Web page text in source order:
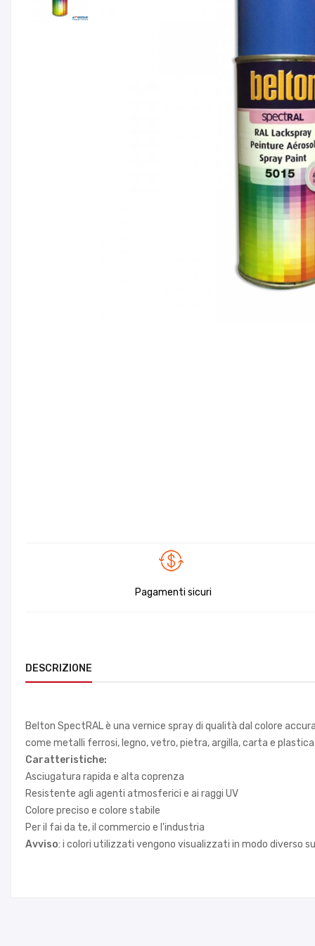
Pagamenti sicuri
DESCRIZIONE
Belton SpectRAL è una vernice spray di qualità dal colore
come metalli ferrosi, legno, vetro, pietra, argilla, carta e
Caratteristiche:
Asciugatura rapida e alta coprenza
Resistente agli agenti atmosferici e ai raggi UV
Colore preciso e colore stabile
Per il fai da te, il commercio e l'industria
Avviso: i colori utilizzati vengono visualizzati in modo diverso